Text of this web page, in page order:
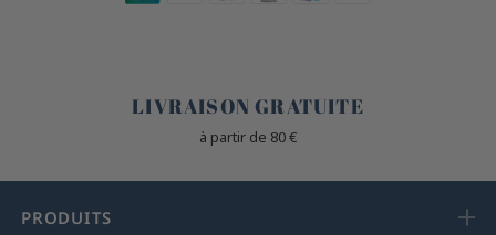
LIVRAISON GRATUITE
à partir de 80 €
PRODUITS